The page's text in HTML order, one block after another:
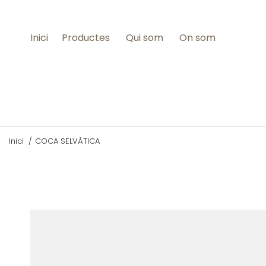
Inici Productes Qui som On som
Inici / COCA SELVÀTICA